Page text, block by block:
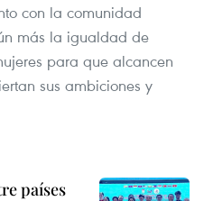
con la comunidad
más la igualdad de
para que alcancen
sus ambiciones y
países